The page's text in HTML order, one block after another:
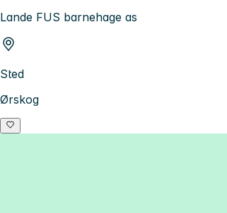
Lande FUS barnehage as
Sted
Ørskog